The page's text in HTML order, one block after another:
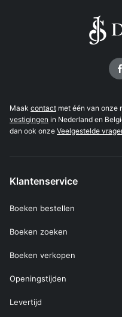
Maak contact met één van onze
vestigingen in Nederland en
dan ook onze Veelgestelde
Klantenservice
Boeken bestellen
Boeken zoeken
Boeken verkopen
Openingstijden
Levertijd